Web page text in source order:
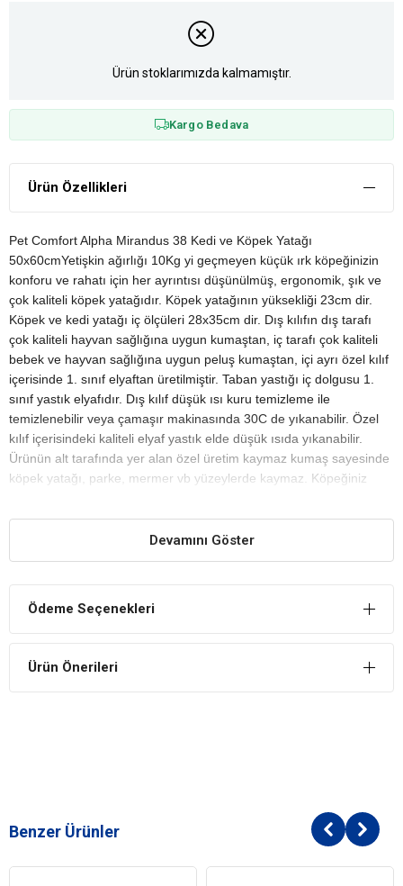
Ürün stoklarımızda kalmamıştır.
Kargo Bedava
Ürün Özellikleri
Pet Comfort Alpha Mirandus 38 Kedi ve Köpek Yatağı
50x60cmYetişkin ağırlığı 10Kg yi geçmeyen küçük ırk köpeğinizin
konforu ve rahatı için her ayrıntısı düşünülmüş, ergonomik, şık ve
çok kaliteli köpek yatağıdır. Köpek yatağının yüksekliği 23cm dir.
Köpek ve kedi yatağı iç ölçüleri 28x35cm dir. Dış kılıfın dış tarafı
çok kaliteli hayvan sağlığına uygun kumaştan, iç tarafı çok kaliteli
bebek ve hayvan sağlığına uygun peluş kumaştan, içi ayrı özel kılıf
içerisinde 1. sınıf elyaftan üretilmiştir. Taban yastığı iç dolgusu 1.
sınıf yastık elyafıdır. Dış kılıf düşük ısı kuru temizleme ile
temizlenebilir veya çamaşır makinasında 30C de yıkanabilir. Özel
kılıf içerisindeki kaliteli elyaf yastık elde düşük ısıda yıkanabilir.
Ürünün alt tarafında yer alan özel üretim kaymaz kumaş sayesinde
köpek yatağı, parke, mermer vb yüzeylerde kaymaz. Köpeğiniz
olduğu yerde ayağa kalkıp kendi etrafında dönebilir. Özel vakumlu
ambalajında el değmeden paketlenmekte ve size güvenle
ulaştırılmaktadır. Doğru köpek yatağı seçimi için blog yazımızı
Devamını Göster
Ödeme Seçenekleri
Ürün Önerileri
Benzer Ürünler